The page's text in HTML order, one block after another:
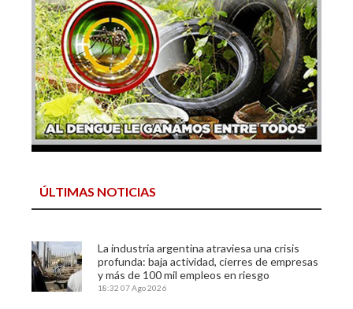
ÚLTIMAS NOTICIAS
La industria argentina atraviesa una crisis
profunda: baja actividad, cierres de empresas
y más de 100 mil empleos en riesgo
18:32 07 Ago 2026